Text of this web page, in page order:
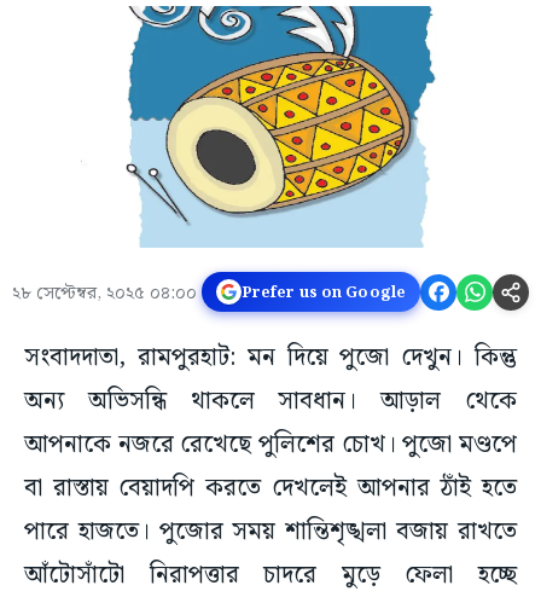
২৮ সেপ্টেম্বর, ২০২৫ ০৪:০০ Prefer us on Google
সংবাদদাতা, রামপুরহাট: মন দিয়ে পুজো দেখুন। কিন্তু
অন্য অভিসন্ধি থাকলে সাবধান। আড়াল থেকে
আপনাকে নজরে রেখেছে পুলিশের চোখ। পুজো মণ্ডপে
বা রাস্তায় বেয়াদপি করতে দেখলেই আপনার ঠাঁই হতে
পারে হাজতে। পুজোর সময় শান্তিশৃঙ্খলা বজায় রাখতে
আঁটোসাঁটো নিরাপত্তার চাদরে মুড়ে ফেলা হচ্ছে